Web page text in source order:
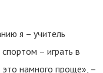
я – учитель
– играть в
это намного проще», –